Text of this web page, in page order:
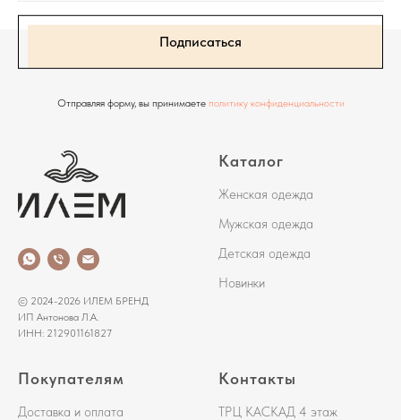
Подписаться
Отправляя форму, вы принимаете политику конфиденциальности
© 2024-2026 ИЛЕМ БРЕНД
ИП Антонова Л.А.
ИНН: 212901161827
Каталог
Женская одежда
Мужская одежда
Детская одежда
Новинки
Покупателям
Доставка и оплата
Контакты
ТРЦ КАСКАД 4 этаж